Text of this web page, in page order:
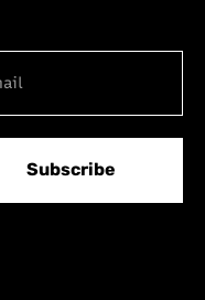
Subscribe